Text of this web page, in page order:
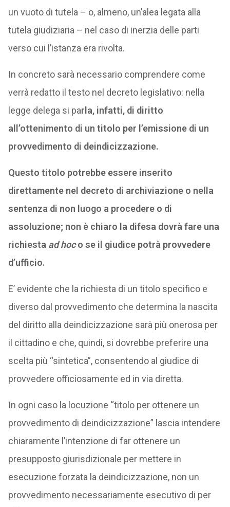
un vuoto di tutela – o, almeno, un’alea legata alla
tutela giudiziaria – nel caso di inerzia delle parti
verso cui l’istanza era rivolta.
In concreto sarà necessario comprendere come
verrà redatto il testo nel decreto legislativo: nella
legge delega si parla, infatti, di diritto
all’ottenimento di un titolo per l’emissione di un
provvedimento di deindicizzazione.
Questo titolo potrebbe essere inserito
direttamente nel decreto di archiviazione o nella
sentenza di non luogo a procedere o di
assoluzione; non è chiaro la difesa dovrà fare una
richiesta ad hoco se il giudice potrà provvedere
d’ufficio.
E’ evidente che la richiesta di un titolo specifico e
diverso dal provvedimento che determina la nascita
del diritto alla deindicizzazione sarà più onerosa per
il cittadino e che, quindi, si dovrebbe preferire una
scelta più “sintetica”, consentendo al giudice di
provvedere officiosamente ed in via diretta.
In ogni caso la locuzione “titolo per ottenere un
provvedimento di deindicizzazione” lascia intendere
chiaramente l’intenzione di far ottenere un
presupposto giurisdizionale per mettere in
esecuzione forzata la deindicizzazione, non un
provvedimento necessariamente esecutivo di per